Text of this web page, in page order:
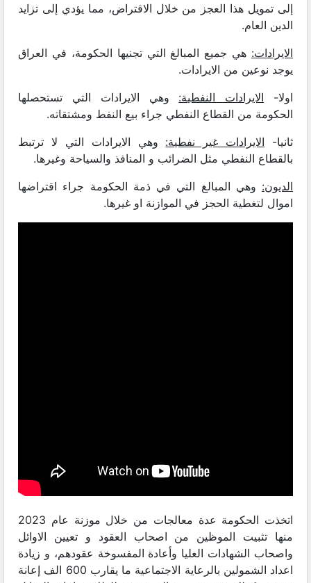
إلى تمويل هذا العجز من خلال الاقتراض، مما يؤدي إلى تزايد
الدين العام.
الايرادات: هي جميع المبالغ التي تجنيها الحكومة، في العراق
يوجد نوعين من الايرادات.
اولا- الايرادات النفطية: وهي الايرادات التي تستحصلها
الحكومة من القطاع النفطي جراء بيع النفط ومشتقاته.
ثانيا- الايرادات غير نفطية: وهي الايرادات التي لا ترتبط
بالقطاع النفطي مثل الضرائب و المنافذ والسياحة وغيرها.
الديون: وهي المبالغ التي في ذمة الحكومة جراء اقتراضها
اموال لتغطية الحجز في الموازنة او غيرها.
اتخذت الحكومة عدة معالجات من خلال موزنة عام 2023
منها تثبيت الموظين من اصحاب العقود و تعيين الاوائل
واصحاب الشهادات العليا وأعادة المفسوخة عقودهم، و زيادة
اعداد الشمولين بالرعاية الاجتماعية ما يقارب 600 الف إعانة